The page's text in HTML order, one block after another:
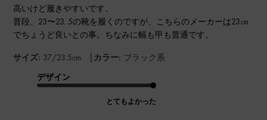
高いけど履きやすいです。
普段、23〜23. 5の靴を履くのですが、こちらのメーカーは23㎝
でちょうど良いとの事。ちなみに幅も甲も普通です。
サイズ: 37/23.5cm | カラー: ブラック系
デザイン
とてもよかった